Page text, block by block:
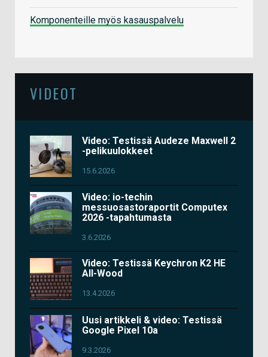
Komponenteille myös kasauspalvelu
VIDEOT
Video: Testissä Audeze Maxwell 2
-pelikuulokkeet
15.6.2026
Video: io-techin
messuosastoraportit Computex
2026 -tapahtumasta
3.6.2026
Video: Testissä Keychron K2 HE
All-Wood
13.4.2026
Uusi artikkeli & video: Testissä
Google Pixel 10a
9.3.2026